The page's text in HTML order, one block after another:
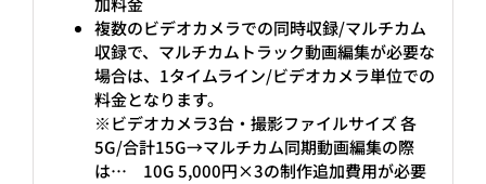
稿
基
本
料
金
個
複数のビデオカメラでの同時収録/マルチカム
収録で、マルチカムトラック動画編集が必要な
場合は、1タイムライン/ビデオカメラ単位での
料金となります。
※ビデオカメラ3台・撮影ファイルサイズ 各
5G/合計15G→マルチカム同期動画編集の際
は… 10G 5,000円×3の制作追加費用が必要